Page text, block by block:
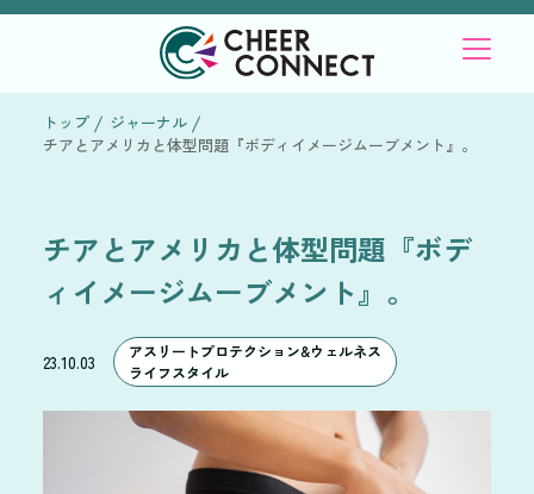
トップ
ジャーナル
チアとアメリカと体型問題『ボディイメージムーブメント』。
チアとアメリカと体型問題『ボデ
ィイメージムーブメント』。
23.10.03
アスリートプロテクション&ウェルネス
ライフスタイル